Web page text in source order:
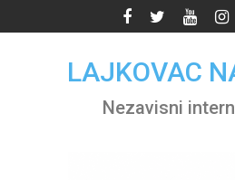
to
LAJKOVAC
Nezavisni